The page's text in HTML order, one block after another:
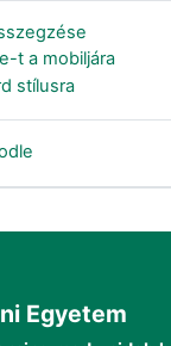
t a mobiljára
stílusra
Egyetem